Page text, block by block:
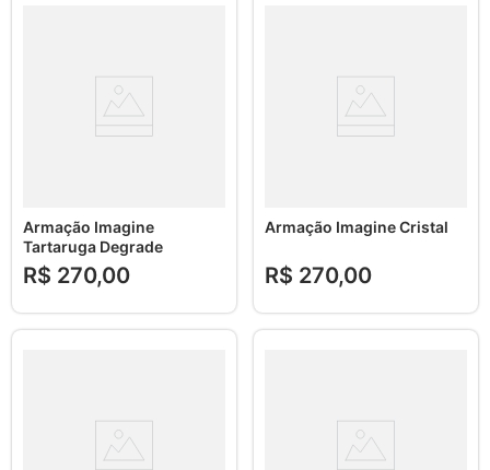
Armação Imagine
Tartaruga Degrade
R$ 270,00
Armação Imagine Cristal
R$ 270,00